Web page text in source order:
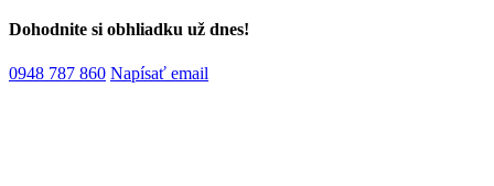
Dohodnite si obhliadku už dnes!
0948 787 860 Napísať email